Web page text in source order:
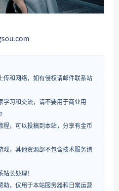
传和网络，如有侵权请邮件联系站
学习和交流，请不要用于商业用
!
程，可以投稿到本站，分享有金币
戏，其他资源部不包含技术服务请
长处理！
助，仅用于本站服务器和日常运营